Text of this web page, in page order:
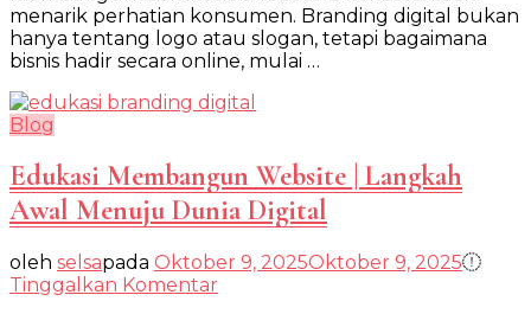
dan
Bisnis
menarik perhatian konsumen. Branding digital bukan
hanya tentang logo atau slogan, tetapi bagaimana
bisnis hadir secara online, mulai …
Blog
Edukasi Membangun Website | Langkah
Awal Menuju Dunia Digital
oleh selsapada Oktober 9, 2025Oktober 9, 2025
Tinggalkan Komentar